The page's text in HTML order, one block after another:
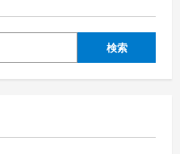
検索